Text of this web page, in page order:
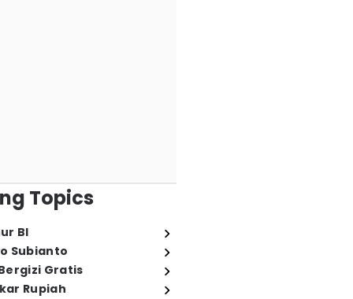
Topics
BI
Subianto
Gratis
Rupiah